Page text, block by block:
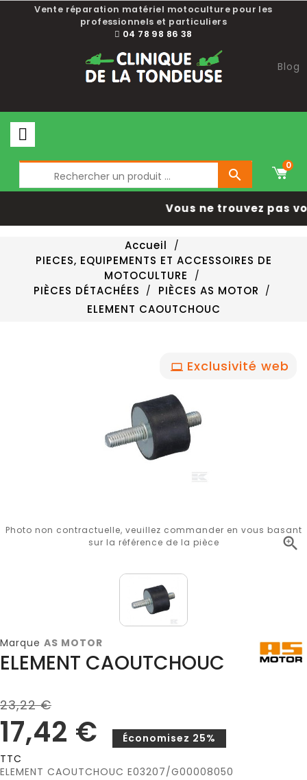
Vente réparation matériel motoculture pour les
professionnels et particuliers
04 78 98 86 38
Blog

0
Vous ne trouvez pas
Accueil
PIECES, EQUIPEMENTS ET ACCESSOIRES DE
MOTOCULTURE
PIÈCES DÉTACHÉES
PIÈCES AS MOTOR
ELEMENT CAOUTCHOUC
Exclusivité web

Photo non contractuelle, veuillez commander en vous basant
sur la référence de la pièce
Marque AS MOTOR
ELEMENT CAOUTCHOUC
23,22 €
17,42 €
Économisez 25%
TTC
ELEMENT CAOUTCHOUC E03207/G00008050